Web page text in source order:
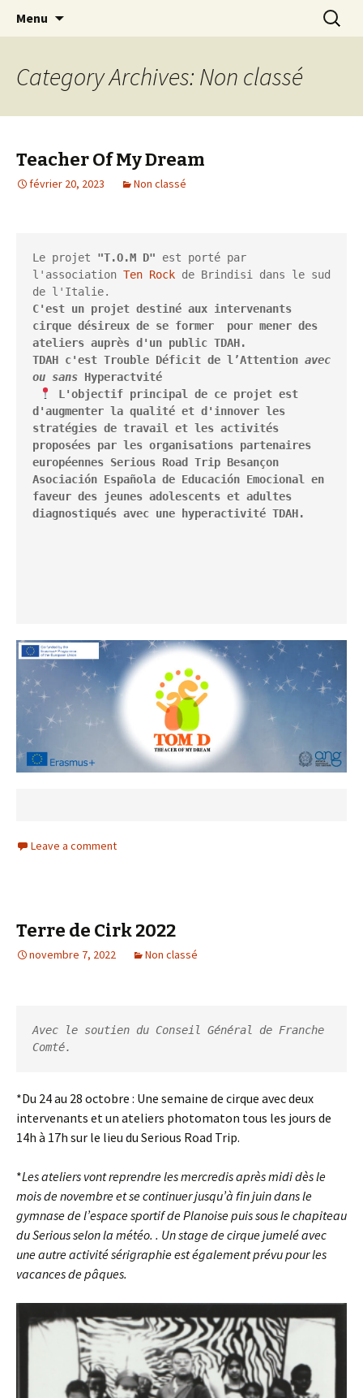
The Serious Road Trip
Connexion Humanitaire Bisontine
Menu
Category Archives: Non classé
Teacher Of My Dream
février 20, 2023 Non classé
Le projet "T.O.M D" est porté par
l'association Ten Rock de Brindisi dans le sud
C'est un projet destiné aux intervenants
cirque désireux de se former  pour mener des
ateliers auprès d'un public TDAH.
TDAH c'est Trouble Déficit de l’Attention avec
ou sans Hyperactvité
L'objectif principal de ce projet est
d'augmenter la qualité et d'innover les
stratégies de travail et les activités
proposées par les organisations partenaires
européennes Serious Road Trip Besançon
Asociación Española de Educación Emocional en
faveur des jeunes adolescents et adultes
diagnostiqués avec une hyperactivité TDAH.
Leave a comment
Terre de Cirk 2022
novembre 7, 2022 Non classé
Avec le soutien du Conseil Général de Franche
Comté.
*Du 24 au 28 octobre : Une semaine de cirque avec deux
intervenants et un ateliers photomaton tous les jours de
14h à 17h sur le lieu du Serious Road Trip.
*Les ateliers vont reprendre les mercredis après midi dès le
mois de novembre et se continuer jusqu’à fin juin dans le
gymnase de l’espace sportif de Planoise puis sous le chapiteau
du Serious selon la météo. . Un stage de cirque jumelé avec
une autre activité sérigraphie est également prévu pour les
vacances de pâques.